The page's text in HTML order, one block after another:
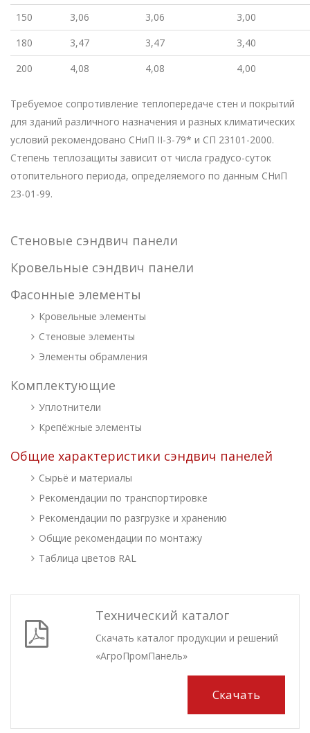
150 3,06 3,06
3,00
180
3,47 3,47
3,40
200
4,08 4,08 4,00
Требуемое сопротивление теплопередаче стен и покрытий
для зданий различного назначения и разных климатических
условий рекомендовано СНиП II-3-79* и СП 23101-2000.
Степень теплозащиты зависит от числа градусо-суток
отопительного периода, определяемого по данным СНиП
23-01-99.
Стеновые сэндвич панели
Кровельные сэндвич панели
Фасонные элементы
Кровельные элементы
Стеновые элементы
Элементы обрамления
Комплектующие
Уплотнители
Крепёжные элементы
Общие характеристики сэндвич панелей
Сырьё и материалы
Рекомендации по транспортировке
Рекомендации по разгрузке и хранению
Общие рекомендации по монтажу
Таблица цветов RAL
Технический каталог
Скачать каталог продукции и решений
«АгроПромПанель»
Скачать